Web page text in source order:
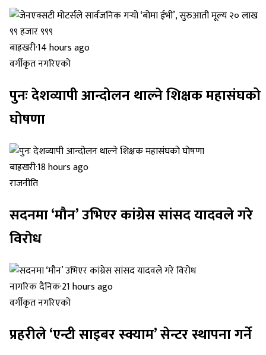
बाह्रखरी·14 hours ago
वर्गीकृत नगरिएको
पुनः देशव्यापी आन्दोलन थाल्ने शिक्षक महासंघको
घोषणा
बाह्रखरी·18 hours ago
राजनीति
सदनमा ‘मौन’ उभिएर कांग्रेस सांसद यादवले गरे
विरोध
नागरिक दैनिक·21 hours ago
वर्गीकृत नगरिएको
प्रहरीले ‘एन्टी साइबर स्क्याम’ सेन्टर स्थापना गर्ने